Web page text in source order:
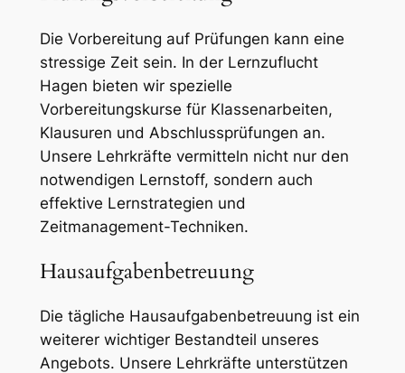
Die Vorbereitung auf Prüfungen kann eine
stressige Zeit sein. In der Lernzuflucht
Hagen bieten wir spezielle
Vorbereitungskurse für Klassenarbeiten,
Klausuren und Abschlussprüfungen an.
Unsere Lehrkräfte vermitteln nicht nur den
notwendigen Lernstoff, sondern auch
effektive Lernstrategien und
Zeitmanagement-Techniken.
Hausaufgabenbetreuung
Die tägliche Hausaufgabenbetreuung ist ein
weiterer wichtiger Bestandteil unseres
Angebots. Unsere Lehrkräfte unterstützen